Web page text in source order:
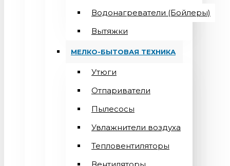
Водонагреватели (Бойлеры)
Вытяжки
МЕЛКО-БЫТОВАЯ ТЕХНИКА
Утюги
Отпариватели
Пылесосы
Увлажнители воздуха
Тепловентиляторы